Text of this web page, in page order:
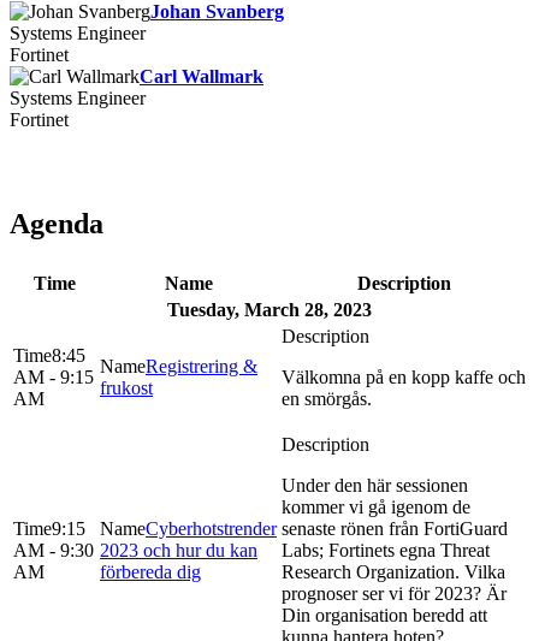
Johan Svanberg
Systems Engineer
Fortinet
Carl Wallmark
Systems Engineer
Fortinet
Agenda
Time Name
Description
Tuesday, March 28, 2023
8:45
AM - 9:15
AM
Registrering &
frukost
Välkomna på en kopp kaffe och
en smörgås.
9:15
AM - 9:30
AM
Cyberhotstrender
2023 och hur du kan
förbereda dig
Under den här sessionen
kommer vi gå igenom de
senaste rönen från FortiGuard
Labs; Fortinets egna Threat
Research Organization. Vilka
prognoser ser vi för 2023? Är
Din organisation beredd att
kunna hantera hoten?